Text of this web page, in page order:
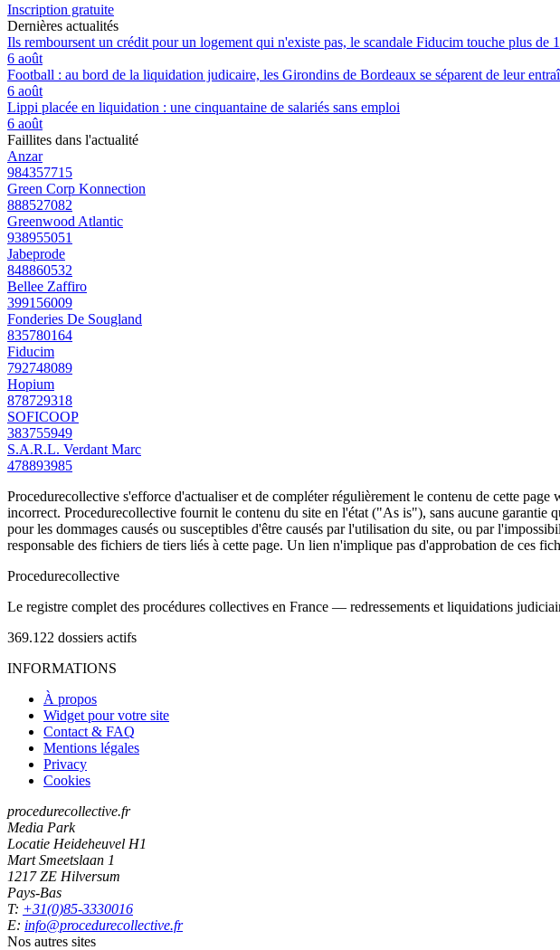
Inscription gratuite
Dernières actualités
Ils remboursent un crédit pour un logement qui n'existe pas, le scandale Fiducim touche plus de
6 août
Football : au bord de la liquidation judicaire, les Girondins de Bordeaux se séparent de leur
6 août
Lippi placée en liquidation : une cinquantaine de salariés sans emploi
6 août
Faillites dans l'actualité
Anzar
984357715
Green Corp Konnection
888527082
Greenwood Atlantic
938955051
Jabeprode
848860532
Bellee Zaffiro
399156009
Fonderies De Sougland
835780164
Fiducim
792748089
Hopium
878729318
SOFICOOP
383755949
S.A.R.L. Verdant Marc
478893985
Procedurecollective s'efforce d'actualiser et de compléter régulièrement le contenu de cette
incorrect. Procedurecollective fournit le contenu du site en l'état ("As is"), sans aucune garantie
pour les dommages causés ou susceptibles d'être causés par l'utilisation du site, ou par
responsable des fichiers de tiers liés à cette page. Un lien n'implique pas d'approbation de ces
Procedurecollective
Le registre complet des procédures collectives en France — redressements et liquidations
369.122 dossiers actifs
INFORMATIONS
À propos
Widget pour votre site
Contact & FAQ
Mentions légales
Privacy
Cookies
procedurecollective.fr
Media Park
Locatie Heideheuvel H1
Mart Smeetslaan 1
1217 ZE Hilversum
Pays-Bas
T: +31(0)85-3330016
E: info@procedurecollective.fr
Nos autres sites